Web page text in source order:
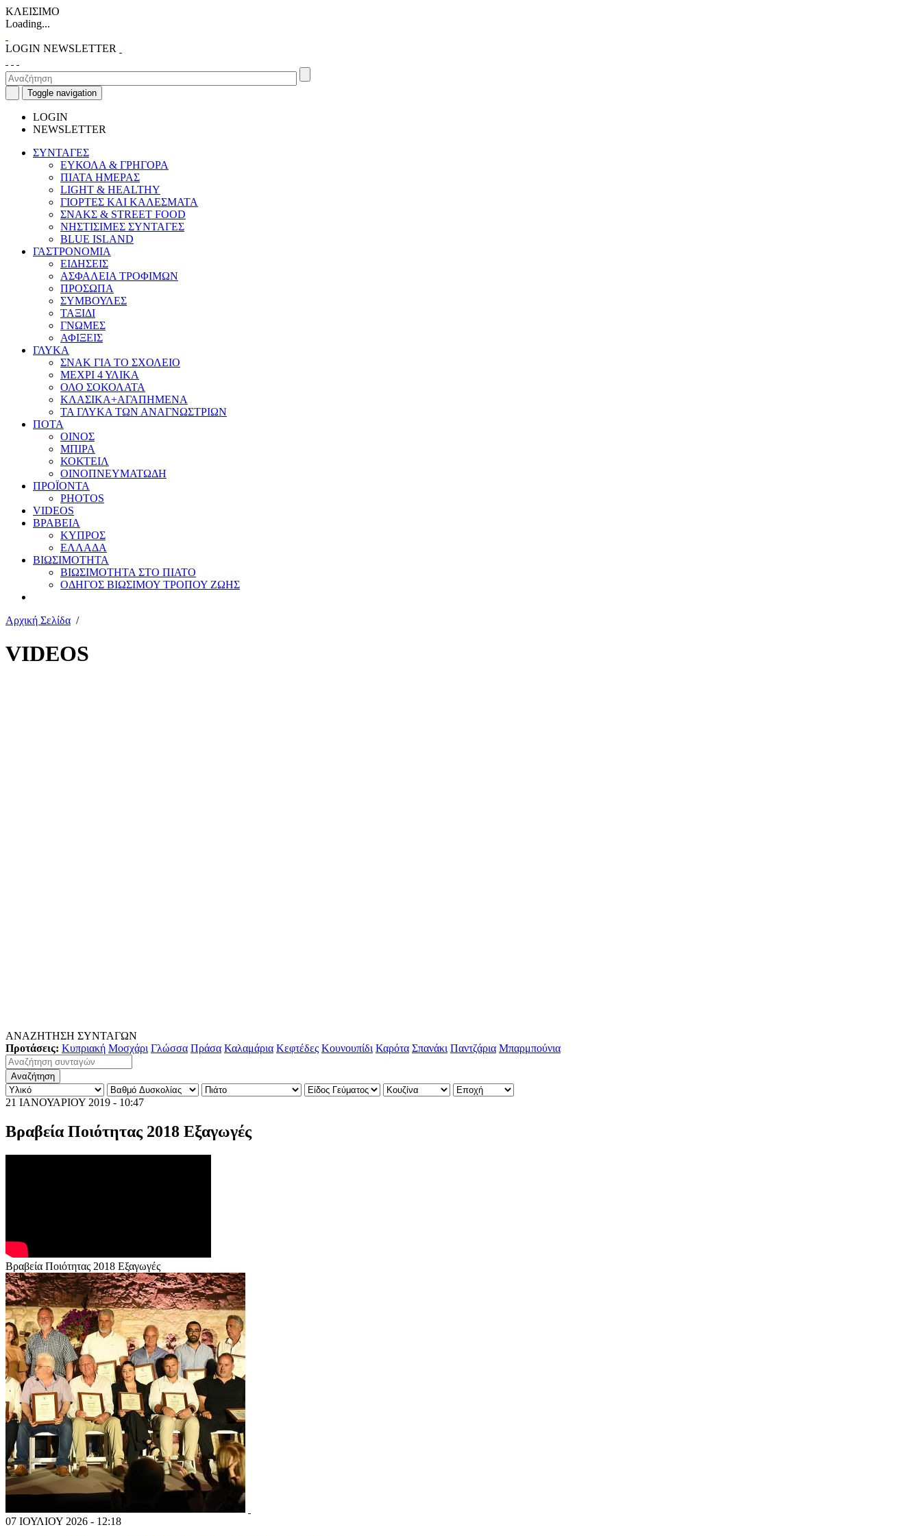
ΚΛΕΙΣΙΜΟ
Loading...
LOGIN NEWSLETTER
Toggle navigation
LOGIN
NEWSLETTER
ΣΥΝΤΑΓΕΣ
ΕΥΚΟΛΑ & ΓΡΗΓΟΡΑ
ΠΙΑΤΑ ΗΜΕΡΑΣ
LIGHT & HEALTHY
ΓΙΟΡΤΕΣ ΚΑΙ ΚΑΛΕΣΜΑΤΑ
ΣΝΑΚΣ & STREET FOOD
ΝΗΣΤΙΣΙΜΕΣ ΣΥΝΤΑΓΕΣ
BLUE ISLAND
ΓΑΣΤΡΟΝΟΜΙΑ
ΕΙΔΗΣΕΙΣ
ΑΣΦΑΛΕΙΑ ΤΡΟΦΙΜΩΝ
ΠΡΟΣΩΠΑ
ΣΥΜΒΟΥΛΕΣ
ΤΑΞΙΔΙ
ΓΝΩΜΕΣ
ΑΦΙΞΕΙΣ
ΓΛΥΚΑ
ΣΝΑΚ ΓΙΑ ΤΟ ΣΧΟΛΕΙΟ
ΜΕΧΡΙ 4 ΥΛΙΚΑ
ΟΛΟ ΣΟΚΟΛΑΤΑ
ΚΛΑΣΙΚΑ+ΑΓΑΠΗΜΕΝΑ
ΤΑ ΓΛΥΚΑ ΤΩΝ ΑΝΑΓΝΩΣΤΡΙΩΝ
ΠΟΤΑ
ΟΙΝΟΣ
ΜΠΙΡΑ
ΚΟΚΤΕΙΛ
ΟΙΝΟΠΝΕΥΜΑΤΩΔΗ
ΠΡΟΪΟΝΤΑ
PHOTOS
VIDEOS
ΒΡΑΒΕΙΑ
ΚΥΠΡΟΣ
ΕΛΛΑΔΑ
ΒΙΩΣΙΜΟΤΗΤΑ
ΒΙΩΣΙΜΟΤΗΤΑ ΣΤΟ ΠΙΑΤΟ
ΟΔΗΓΟΣ ΒΙΩΣΙΜΟΥ ΤΡΟΠΟΥ ΖΩΗΣ
Αρχική Σελίδα /
VIDEOS
ΑΝΑΖΗΤΗΣΗ ΣΥΝΤΑΓΩΝ
Προτάσεις: Κυπριακή Μοσχάρι Γλώσσα Πράσα Καλαμάρια Κεφτέδες Κουνουπίδι Καρότα Σπανάκι Παντζάρια Μπαρμπούνια
21 ΙΑΝΟΥΑΡΙΟΥ 2019 - 10:47
Βραβεία Ποιότητας 2018 Εξαγωγές
Βραβεία Ποιότητας 2018 Εξαγωγές
07 ΙΟΥΛΙΟΥ 2026 - 12:18